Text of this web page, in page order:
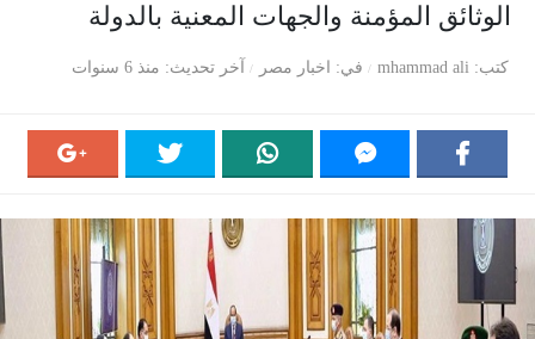
الوثائق المؤمنة والجهات المعنية بالدولة
كتب mhammad ali في اخبار مصر آخر تحديث منذ 6 سنوات